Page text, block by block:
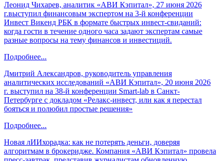
Леонид Чихарев, аналитик «АВИ Кэпитал», 27 июня 2026
г.выступил финансовым экспертом на 3-й конференции
Инвест Викенд РБК в формате быстрых инвест-свиданий:
когда гости в течение одного часа задают экспертам самые
разные вопросы на тему финансов и инвестиций.
Подробнее...
Дмитрий Александров, руководитель управления
аналитических исследований «АВИ Кэпитал», 20 июня 2026
г. выступил на 38-й конференции Smart-lab в Санкт-
Петербурге с докладом «Релакс-инвест, или как я перестал
бояться и полюбил простые решения»
Подробнее...
Новая лИИхорадка: как не потерять деньги, доверяя
алгоритмам в брокеридже. Компания «АВИ Кэпитал» провела